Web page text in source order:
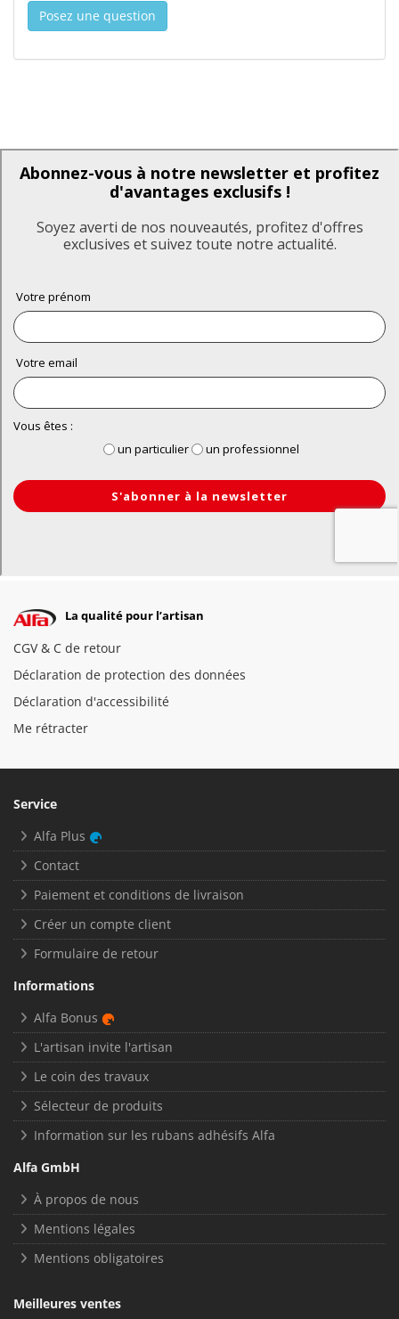
Posez une question
La qualité pour l’artisan
CGV & C de retour
Déclaration de protection des données
Déclaration d'accessibilité
Me rétracter
Service
Alfa Plus
Contact
Paiement et conditions de livraison
Créer un compte client
Formulaire de retour
Informations
Alfa Bonus
L'artisan invite l'artisan
Le coin des travaux
Sélecteur de produits
Information sur les rubans adhésifs Alfa
Alfa GmbH
À propos de nous
Mentions légales
Mentions obligatoires
Meilleures ventes